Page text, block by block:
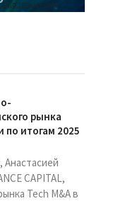
рынка
по итогам 2025
CAPITAL,
Tech M&A в